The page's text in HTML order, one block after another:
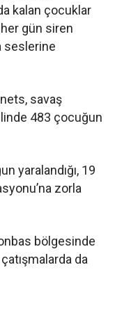
kalan çocuklar
gün siren
seslerine
savaş
483 çocuğun
yaralandığı, 19
zorla
bölgesinde
da